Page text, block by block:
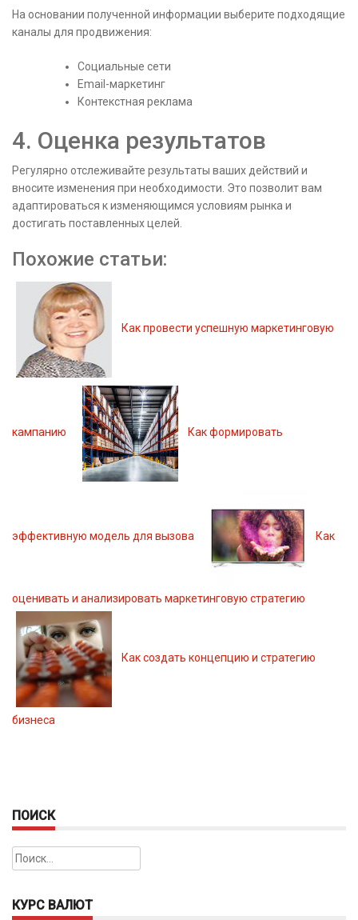
На основании полученной информации выберите подходящие
каналы для продвижения:
Социальные сети
Email-маркетинг
Контекстная реклама
4. Оценка результатов
Регулярно отслеживайте результаты ваших действий и
вносите изменения при необходимости. Это позволит вам
адаптироваться к изменяющимся условиям рынка и
достигать поставленных целей.
Похожие статьи:
Как провести успешную маркетинговую
кампанию Как формировать
эффективную модель для вызова Как
оценивать и анализировать маркетинговую стратегию
Как создать концепцию и стратегию
бизнеса
ПОИСК
Найти:
КУРС ВАЛЮТ